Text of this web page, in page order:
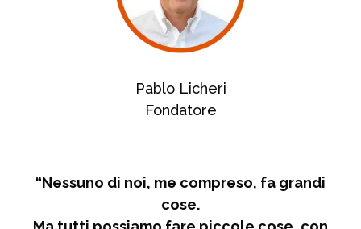
Pablo Licheri
Fondatore
“Nessuno di noi, me compreso, fa grandi
cose.